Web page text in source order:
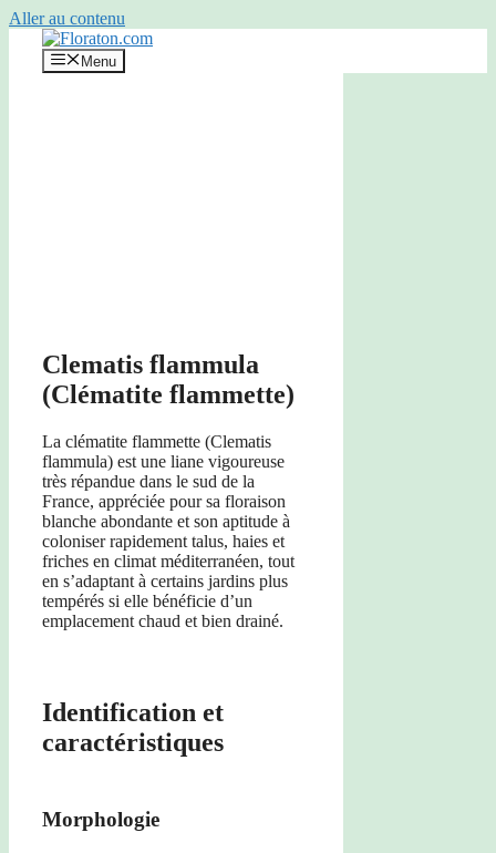
Aller au contenu
Menu
Clematis flammula
(Clématite flammette)
La clématite flammette (Clematis
flammula) est une liane vigoureuse
très répandue dans le sud de la
France, appréciée pour sa floraison
blanche abondante et son aptitude à
coloniser rapidement talus, haies et
friches en climat méditerranéen, tout
en s’adaptant à certains jardins plus
tempérés si elle bénéficie d’un
emplacement chaud et bien drainé.
Identification et
caractéristiques
Morphologie